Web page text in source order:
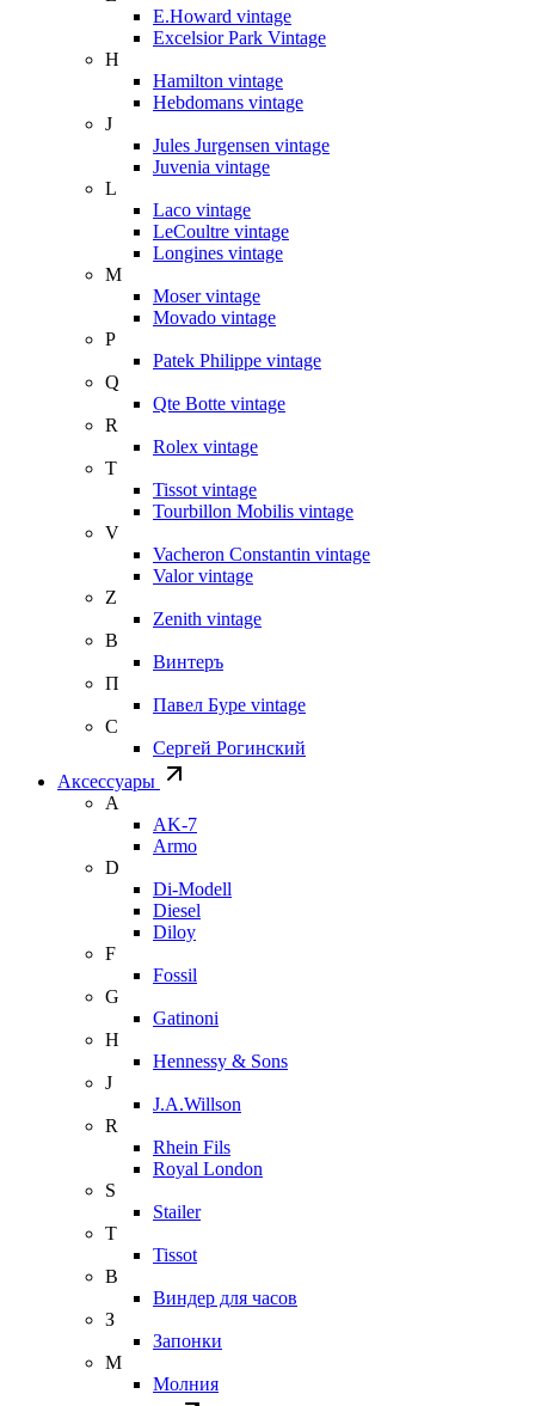
E.Howard vintage
Excelsior Park Vintage
H
Hamilton vintage
Hebdomans vintage
J
Jules Jurgensen vintage
Juvenia vintage
L
Laco vintage
LeCoultre vintage
Longines vintage
M
Moser vintage
Movado vintage
P
Patek Philippe vintage
Q
Qte Botte vintage
R
Rolex vintage
T
Tissot vintage
Tourbillon Mobilis vintage
V
Vacheron Constantin vintage
Valor vintage
Z
Zenith vintage
В
Винтеръ
П
Павел Буре vintage
С
Сергей Рогинский
Аксессуары
A
AK-7
Armo
D
Di-Modell
Diesel
Diloy
F
Fossil
G
Gatinoni
H
Hennessy & Sons
J
J.A.Willson
R
Rhein Fils
Royal London
S
Stailer
T
Tissot
В
Виндер для часов
З
Запонки
М
Молния